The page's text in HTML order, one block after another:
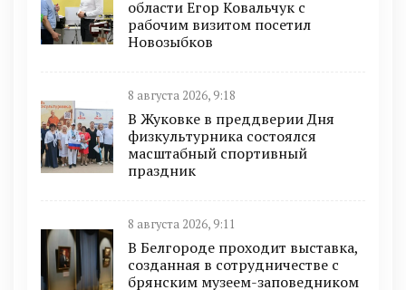
области Егор Ковальчук с
рабочим визитом посетил
Новозыбков
8 августа 2026, 9:18
В Жуковке в преддверии Дня
физкультурника состоялся
масштабный спортивный
праздник
8 августа 2026, 9:11
В Белгороде проходит выставка,
созданная в сотрудничестве с
брянским музеем-заповедником